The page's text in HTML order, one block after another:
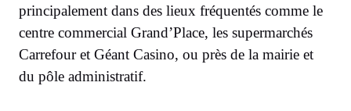
principalement dans des lieux fréquentés comme le
centre commercial Grand’Place, les supermarchés
Carrefour et Géant Casino, ou près de la mairie et
du pôle administratif.